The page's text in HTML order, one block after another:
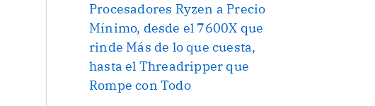
Procesadores Ryzen a Precio
Mínimo, desde el 7600X que
rinde Más de lo que cuesta,
hasta el Threadripper que
Rompe con Todo